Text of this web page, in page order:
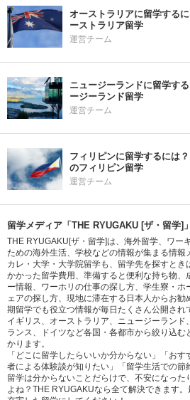
オーストラリアに留学する
ーストラリア留学
運営チーム
ニュージーランドに留学す
ージーランド留学
運営チーム
フィリピンに留学するには
のフィリピン留学
運営チーム
留学メディア「THE RYUGAKU [ザ・留学]
THE RYUGAKU[ザ・留学]は、海外留学、ワー
ための海外生活、学校などの情報が集まる情報
カレ・大学・大学院留学も、留学先を探すと
かかった留学費用、準備すると便利な持ち物、
ー情報、ワーホリの仕事の探し方、学生寮・ホ
ェアの探し方、現地に滞在する日本人からお
期留学でも役立つ情報が毎日たくさん公開され
イギリス、オーストラリア、ニュージーランド
ランス、ドイツなど各国・各都市から絞り込む
かります。
「どこに留学したらいいか分からない」「お
者による体験談が知りたい」「留学生活での節
留学は分からないことだらけで、不安になっ
よね？THE RYUGAKUなら全て解決できます